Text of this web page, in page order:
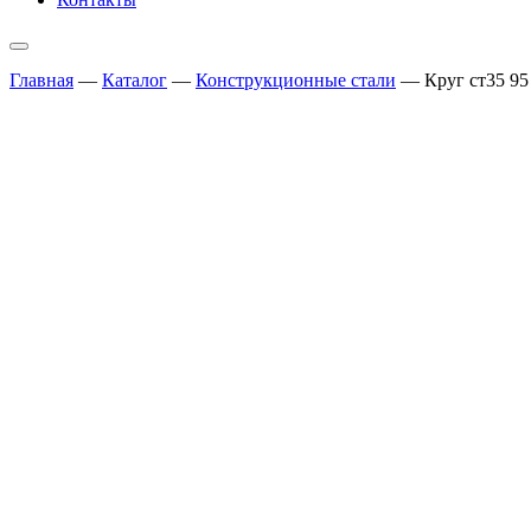
Главная — Каталог — Конструкционные стали — Круг ст35